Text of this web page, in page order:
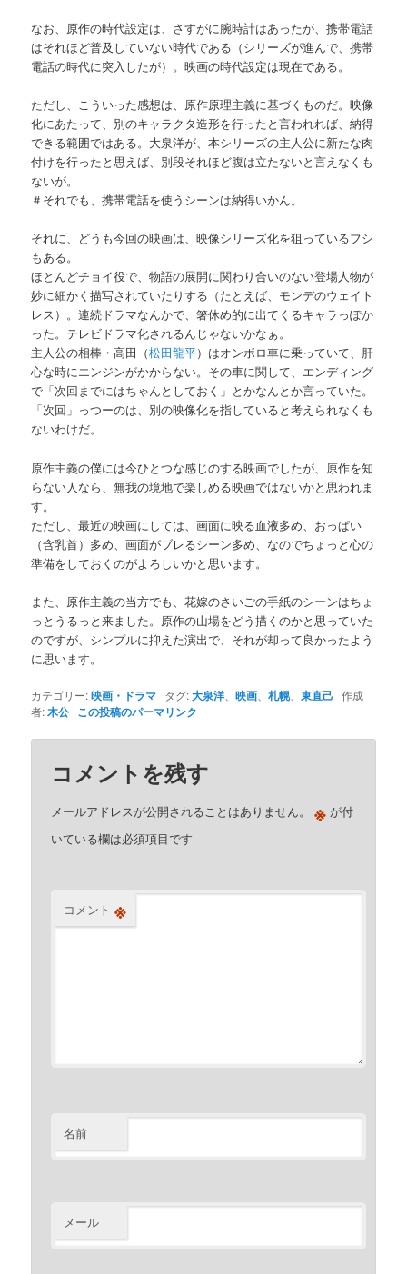
なお、原作の時代設定は、さすがに腕時計はあったが、携帯電話
はそれほど普及していない時代である（シリーズが進んで、携帯
電話の時代に突入したが）。映画の時代設定は現在である。
ただし、こういった感想は、原作原理主義に基づくものだ。映像
化にあたって、別のキャラクタ造形を行ったと言われれば、納得
できる範囲ではある。大泉洋が、本シリーズの主人公に新たな肉
付けを行ったと思えば、別段それほど腹は立たないと言えなくも
ないが。
＃それでも、携帯電話を使うシーンは納得いかん。
それに、どうも今回の映画は、映像シリーズ化を狙っているフシ
もある。
ほとんどチョイ役で、物語の展開に関わり合いのない登場人物が
妙に細かく描写されていたりする（たとえば、モンデのウェイト
レス）。連続ドラマなんかで、箸休め的に出てくるキャラっぽか
った。テレビドラマ化されるんじゃないかなぁ。
主人公の相棒・高田（松田龍平）はオンボロ車に乗っていて、肝
心な時にエンジンがかからない。その車に関して、エンディング
で「次回までにはちゃんとしておく」とかなんとか言っていた。
「次回」っつーのは、別の映像化を指していると考えられなくも
ないわけだ。
原作主義の僕には今ひとつな感じのする映画でしたが、原作を知
らない人なら、無我の境地で楽しめる映画ではないかと思われま
す。
ただし、最近の映画にしては、画面に映る血液多め、おっぱい
（含乳首）多め、画面がブレるシーン多め、なのでちょっと心の
準備をしておくのがよろしいかと思います。
また、原作主義の当方でも、花嫁のさいごの手紙のシーンはちょ
っとうるっと来ました。原作の山場をどう描くのかと思っていた
のですが、シンプルに抑えた演出で、それが却って良かったよう
に思います。
カテゴリー:映画・ドラマ タグ:大泉洋、映画 、札幌、東直己 作成
者:木公 この投稿のパーマリンク
コメントを残す
メールアドレスが公開されることはありません。 ※ が付
いている欄は必須項目です
コメント ※
名前
メール